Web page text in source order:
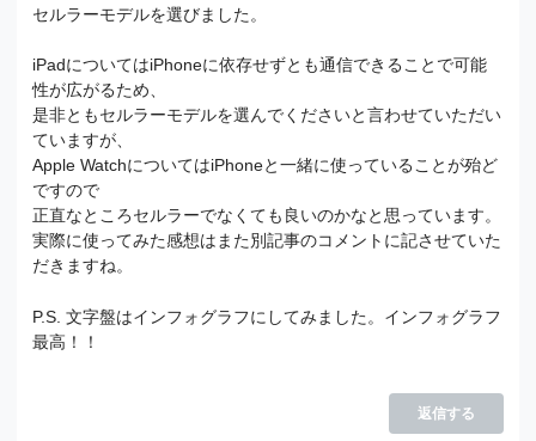
セルラーモデルを選びました。
iPadについてはiPhoneに依存せずとも通信できることで可能
性が広がるため、
是非ともセルラーモデルを選んでくださいと言わせていただい
ていますが、
Apple WatchについてはiPhoneと一緒に使っていることが殆ど
ですので
正直なところセルラーでなくても良いのかなと思っています。
実際に使ってみた感想はまた別記事のコメントに記させていた
だきますね。
P.S. 文字盤はインフォグラフにしてみました。インフォグラフ
最高！！
返信する